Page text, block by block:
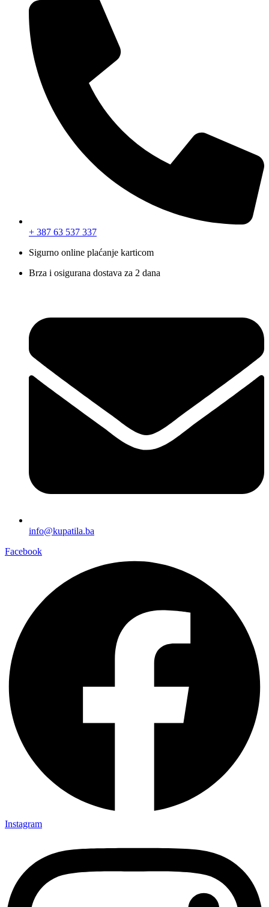
+ 387 63 537 337
Sigurno online plaćanje karticom
Brza i osigurana dostava za 2 dana
info@kupatila.ba
Facebook
Instagram